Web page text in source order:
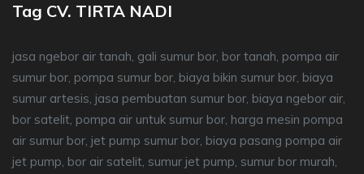
Tag CV. TIRTA NADI
jasa ngebor air tanah, gali sumur bor, bor tanah, pompa air
sumur bor, pompa sumur bor, biaya bikin sumur bor, biaya
sumur artesis, jasa pembuatan sumur bor, biaya ngebor air,
bor satelit, pompa air untuk sumur bor, harga mesin pompa
air sumur bor, jet pump sumur bor, biaya pasang pompa air
jet pump, bor air satelit, sumur jet pump, sumur bor murah,